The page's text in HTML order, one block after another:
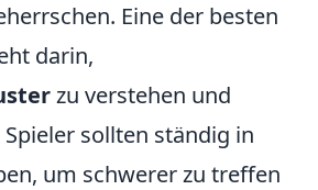
Eine der besten
darin,
zu verstehen und
sollten ständig in
um schwerer zu treffen